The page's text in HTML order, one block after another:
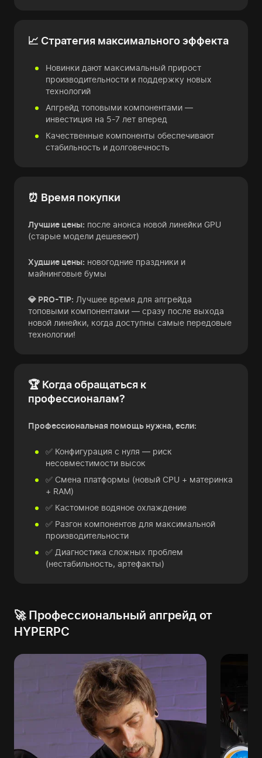
📈 Стратегия максимального эффекта
Новинки дают максимальный прирост
производительности и поддержку новых
технологий
Апгрейд топовыми компонентами —
инвестиция на 5-7 лет вперед
Качественные компоненты обеспечивают
стабильность и долговечность
⏰ Время покупки
Лучшие цены: после анонса новой линейки GPU
(старые модели дешевеют)
Худшие цены: новогодние праздники и
майнинговые бумы
💎 PRO-TIP: Лучшее время для апгрейда
топовыми компонентами — сразу после выхода
новой линейки, когда доступны самые передовые
технологии!
🏆 Когда обращаться к
профессионалам?
Профессиональная помощь нужна, если:
✅ Конфигурация с нуля — риск
несовместимости высок
✅ Смена платформы (новый CPU + материнка
+ RAM)
✅ Кастомное водяное охлаждение
✅ Разгон компонентов для максимальной
производительности
✅ Диагностика сложных проблем
(нестабильность, артефакты)
🚀 Профессиональный апгрейд от
HYPERPC